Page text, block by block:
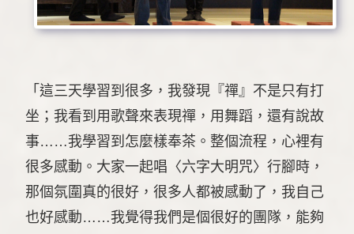
「這三天學習到很多，我發現『禪』不是只有打
坐；我看到用歌聲來表現禪，用舞蹈，還有說故
事……我學習到怎麼樣奉茶。整個流程，心裡有
很多感動。大家一起唱〈六字大明咒〉行腳時，
那個氛圍真的很好，很多人都被感動了，我自己
也好感動……我覺得我們是個很好的團隊，能夠